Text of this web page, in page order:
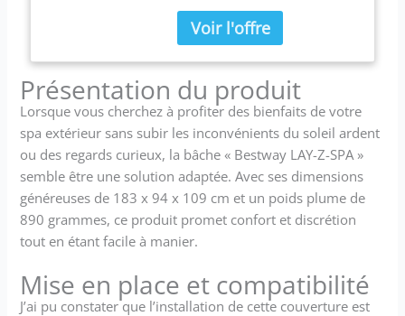
produit 1: Contenu de la
livraison : un toit de
protection, 3 barres, 2
tendeurs, un sac de
rangement. produit 2: Un
porte-gobelet produit 2:
Plateau de rangement
produit 2: Boissons et
collations toujours à portée
de main
Présentation du produit
Lorsque vous cherchez à profiter des bienfaits de votre
spa extérieur sans subir les inconvénients du soleil ardent
ou des regards curieux, la bâche « Bestway LAY-Z-SPA »
semble être une solution adaptée. Avec ses dimensions
généreuses de 183 x 94 x 109 cm et un poids plume de
890 grammes, ce produit promet confort et discrétion
tout en étant facile à manier.
Mise en place et compatibilité
J’ai pu constater que l’installation de cette couverture est